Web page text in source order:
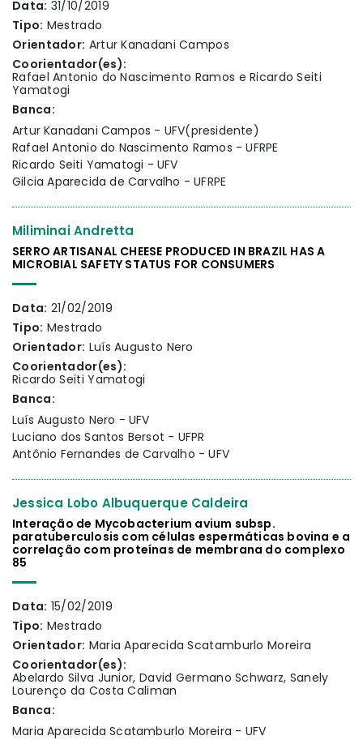
Data: 31/10/2019
Tipo: Mestrado
Orientador: Artur Kanadani Campos
Coorientador(es):
Rafael Antonio do Nascimento Ramos e Ricardo Seiti
Yamatogi
Banca:
Artur Kanadani Campos - UFV(presidente)
Rafael Antonio do Nascimento Ramos - UFRPE
Ricardo Seiti Yamatogi - UFV
Gilcia Aparecida de Carvalho - UFRPE
Miliminai Andretta
SERRO ARTISANAL CHEESE PRODUCED IN BRAZIL HAS A
MICROBIAL SAFETY STATUS FOR CONSUMERS
Data: 21/02/2019
Tipo: Mestrado
Orientador: Luís Augusto Nero
Coorientador(es):
Ricardo Seiti Yamatogi
Banca:
Luís Augusto Nero - UFV
Luciano dos Santos Bersot - UFPR
Antônio Fernandes de Carvalho - UFV
Jessica Lobo Albuquerque Caldeira
Interação de Mycobacterium avium subsp.
paratuberculosis com células espermáticas bovina e a
correlação com proteínas de membrana do complexo
85
Data: 15/02/2019
Tipo: Mestrado
Orientador: Maria Aparecida Scatamburlo Moreira
Coorientador(es):
Abelardo Silva Junior, David Germano Schwarz, Sanely
Lourenço da Costa Caliman
Banca:
Maria Aparecida Scatamburlo Moreira - UFV